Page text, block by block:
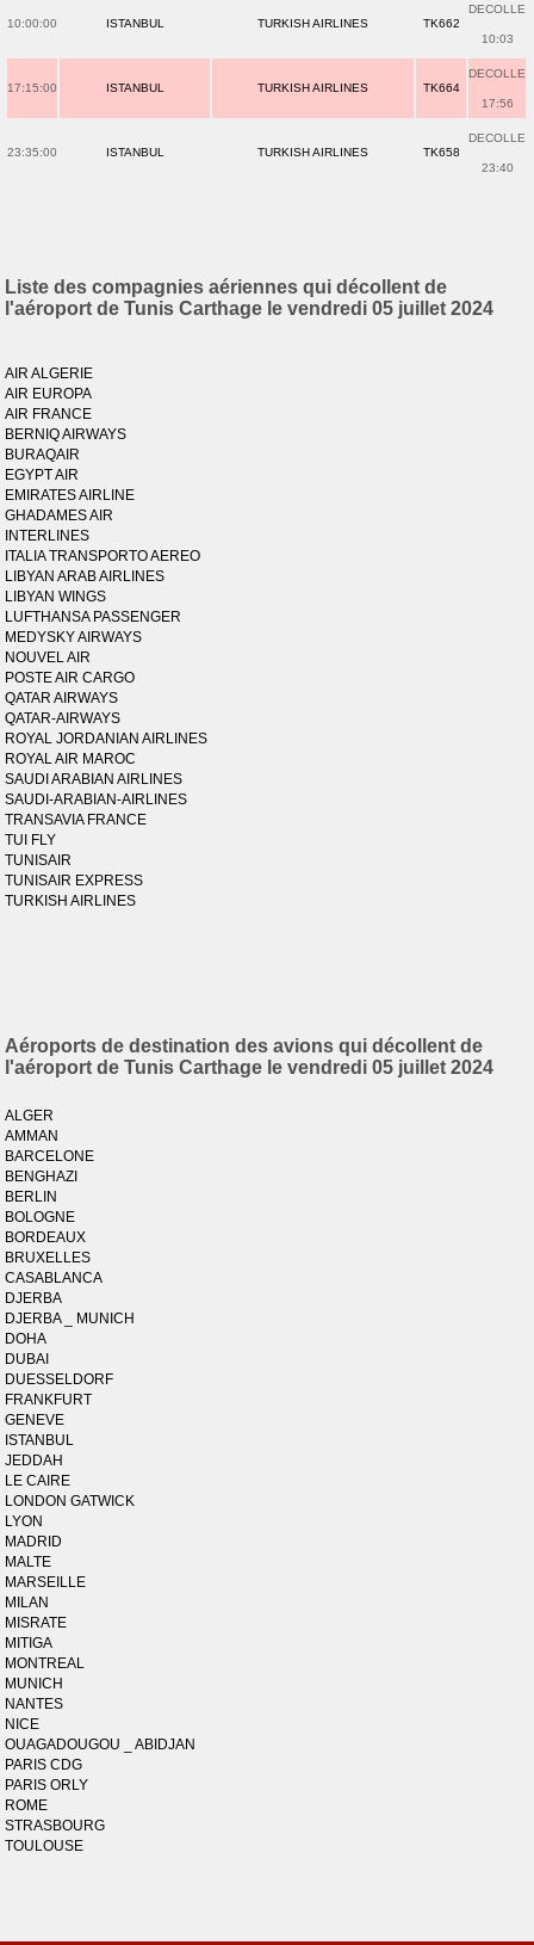
10:00:00 ISTANBUL TURKISH AIRLINES TK662
DECOLLE
10:03
17:15:00 ISTANBUL TURKISH AIRLINES TK664
DECOLLE
17:56
23:35:00 ISTANBUL TURKISH AIRLINES TK658
DECOLLE
23:40
Liste des compagnies aériennes qui décollent de
l'aéroport de Tunis Carthage le vendredi 05 juillet 2024
AIR ALGERIE
AIR EUROPA
AIR FRANCE
BERNIQ AIRWAYS
BURAQAIR
EGYPT AIR
EMIRATES AIRLINE
GHADAMES AIR
INTERLINES
ITALIA TRANSPORTO AEREO
LIBYAN ARAB AIRLINES
LIBYAN WINGS
LUFTHANSA PASSENGER
MEDYSKY AIRWAYS
NOUVEL AIR
POSTE AIR CARGO
QATAR AIRWAYS
QATAR-AIRWAYS
ROYAL JORDANIAN AIRLINES
ROYAL AIR MAROC
SAUDI ARABIAN AIRLINES
SAUDI-ARABIAN-AIRLINES
TRANSAVIA FRANCE
TUI FLY
TUNISAIR
TUNISAIR EXPRESS
TURKISH AIRLINES
Aéroports de destination des avions qui décollent de
l'aéroport de Tunis Carthage le vendredi 05 juillet 2024
ALGER
AMMAN
BARCELONE
BENGHAZI
BERLIN
BOLOGNE
BORDEAUX
BRUXELLES
CASABLANCA
DJERBA
DJERBA _ MUNICH
DOHA
DUBAI
DUESSELDORF
FRANKFURT
GENEVE
ISTANBUL
JEDDAH
LE CAIRE
LONDON GATWICK
LYON
MADRID
MALTE
MARSEILLE
MILAN
MISRATE
MITIGA
MONTREAL
MUNICH
NANTES
NICE
OUAGADOUGOU _ ABIDJAN
PARIS CDG
PARIS ORLY
ROME
STRASBOURG
TOULOUSE